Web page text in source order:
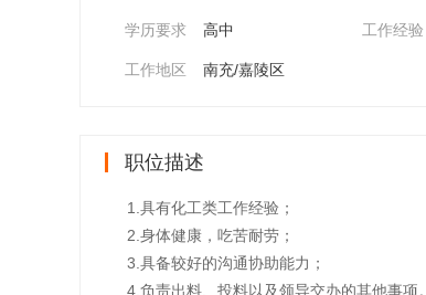
学历要求 高中 工作经验
工作地区 南充/嘉陵区
职位描述
1.具有化工类工作经验；
2.身体健康，吃苦耐劳；
3.具备较好的沟通协助能力；
4.负责出料、投料以及领导交办的其他事项。